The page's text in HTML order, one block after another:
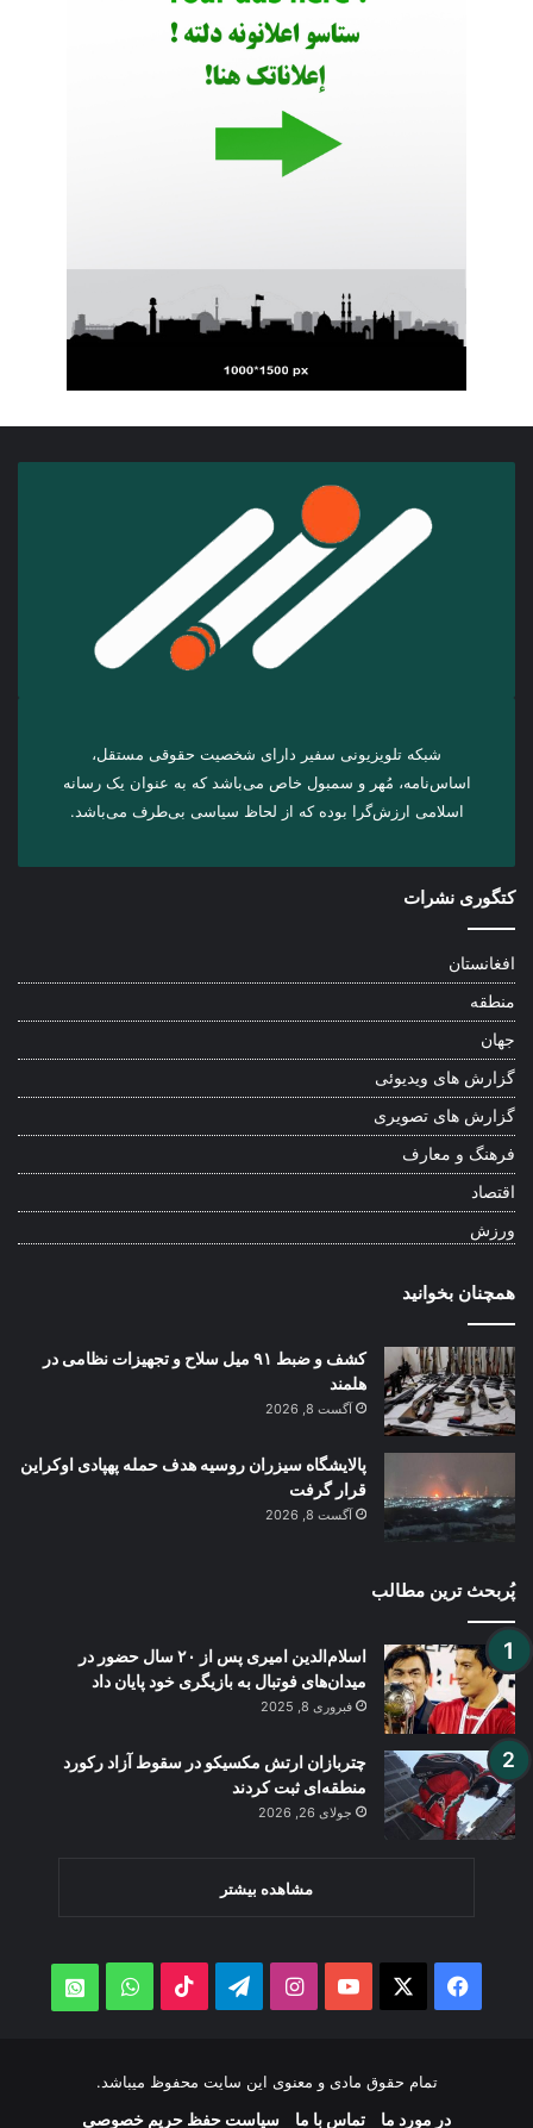
شبکه تلویزیونی سفیر دارای شخصیت حقوقی مستقل،
اساس‌نامه، مُهر و سمبول خاص می‌باشد که به عنوان یک رسانه
اسلامی ارزش‌گرا بوده که از لحاظ سیاسی بی‌طرف می‌باشد.
کتگوری نشرات
افغانستان
منطقه
جهان
گزارش های ویدیوئی
گزارش های تصویری
فرهنگ و معارف
اقتصاد
ورزش
همچنان بخوانید
کشف و ضبط ۹۱ میل سلاح و تجهیزات نظامی در
هلمند
آگست 8, 2026
پالایشگاه سیزران روسیه هدف حمله پهپادی اوکراین
قرار گرفت
آگست 8, 2026
پُربحث ترین مطالب
اسلام‌الدین امیری پس از ۲۰ سال حضور در
میدان‌های فوتبال به بازیگری خود پایان داد
فبروری 8, 2025
چتربازان ارتش مکسیکو در سقوط آزاد رکورد
منطقه‌ای ثبت کردند
جولای 26, 2026
مشاهده بیشتر
Facebook
YouTube
Instagram
Telegram
TikTok
WhatsApp
تمام حقوق مادی و معنوی این سایت محفوظ میباشد.
در مورد ما تماس با ما سیاست حفظ حریم خصوصی